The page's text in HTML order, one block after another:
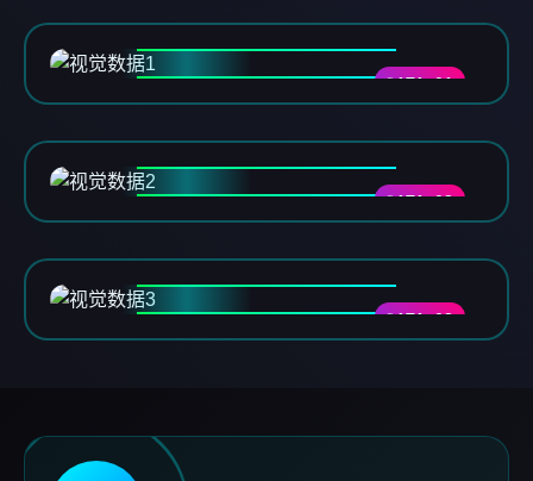
DATA-01
DATA-02
DATA-03